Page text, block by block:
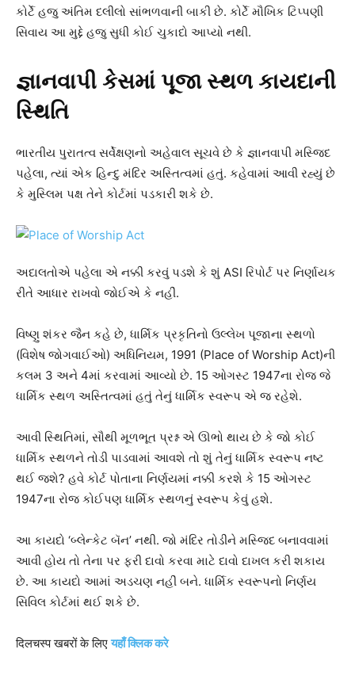
કોર્ટે હજુ અંતિમ દલીલો સાંભળવાની બાકી છે. કોર્ટે મૌખિક ટિપ્પણી
સિવાય આ મુદ્દે હજુ સુધી કોઈ ચુકાદો આપ્યો નથી.
જ્ઞાનવાપી કેસમાં પૂજા સ્થળ કાયદાની
સ્થિતિ
ભારતીય પુરાતત્વ સર્વેક્ષણનો અહેવાલ સૂચવે છે કે જ્ઞાનવાપી મસ્જિદ
પહેલા, ત્યાં એક હિન્દુ મંદિર અસ્તિત્વમાં હતું. કહેવામાં આવી રહ્યું છે
કે મુસ્લિમ પક્ષ તેને કોર્ટમાં પડકારી શકે છે.
અદાલતોએ પહેલા એ નક્કી કરવું પડશે કે શું ASI રિપોર્ટ પર નિર્ણાયક
રીતે આધાર રાખવો જોઈએ કે નહીં.
વિષ્ણુ શંકર જૈન કહે છે, ધાર્મિક પ્રકૃતિનો ઉલ્લેખ પૂજાના સ્થળો
(વિશેષ જોગવાઈઓ) અધિનિયમ, 1991 (Place of Worship Act)ની
કલમ 3 અને 4માં કરવામાં આવ્યો છે. 15 ઓગસ્ટ 1947ના રોજ જે
ધાર્મિક સ્થળ અસ્તિત્વમાં હતું તેનું ધાર્મિક સ્વરૂપ એ જ રહેશે.
આવી સ્થિતિમાં, સૌથી મૂળભૂત પ્રશ્ન એ ઊભો થાય છે કે જો કોઈ
ધાર્મિક સ્થળને તોડી પાડવામાં આવશે તો શું તેનું ધાર્મિક સ્વરૂપ નષ્ટ
થઈ જશે? હવે કોર્ટ પોતાના નિર્ણયમાં નક્કી કરશે કે 15 ઓગસ્ટ
1947ના રોજ કોઈપણ ધાર્મિક સ્થળનું સ્વરૂપ કેવું હશે.
આ કાયદો ‘બ્લેન્કેટ બૅન’ નથી. જો મંદિર તોડીને મસ્જિદ બનાવવામાં
આવી હોય તો તેના પર ફરી દાવો કરવા માટે દાવો દાખલ કરી શકાય
છે. આ કાયદો આમાં અડચણ નહીં બને. ધાર્મિક સ્વરૂપનો નિર્ણય
સિવિલ કોર્ટમાં થઈ શકે છે.
दिलचस्प खबरों के लिएयहाँ क्लिक करे